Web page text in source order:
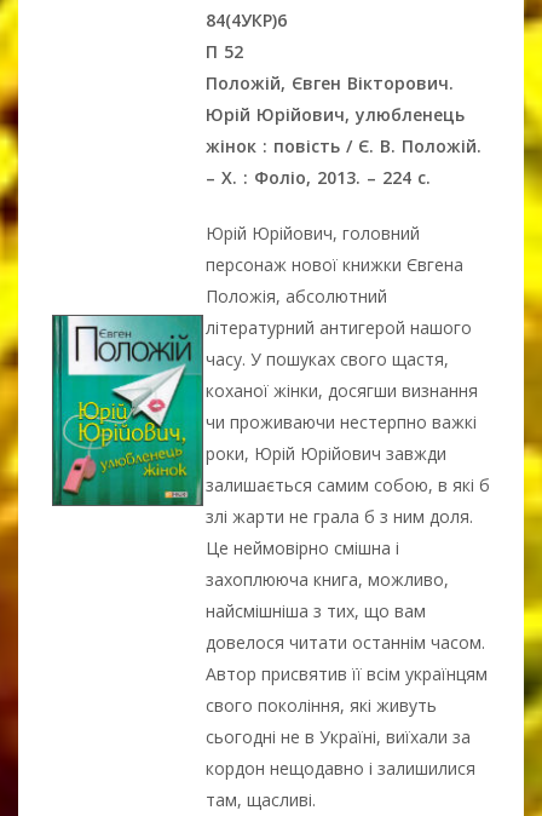
84(4УКР)6
П 52
Положій, Євген Вікторович.
Юрій Юрійович, улюбленець
жінок : повість / Є. В. Положій.
– Х. : Фоліо, 2013. – 224 с.
Юрій Юрійович, головний
персонаж нової книжки Євгена
Положія, абсолютний
літературний антигерой нашого
часу. У пошуках свого щастя,
коханої жінки, досягши визнання
чи проживаючи нестерпно важкі
роки, Юрій Юрійович завжди
залишається самим собою, в які б
злі жарти не грала б з ним доля.
Це неймовірно смішна і
захоплююча книга, можливо,
найсмішніша з тих, що вам
довелося читати останнім часом.
Автор присвятив її всім українцям
свого покоління, які живуть
сьогодні не в Україні, виїхали за
кордон нещодавно і залишилися
там, щасливі.